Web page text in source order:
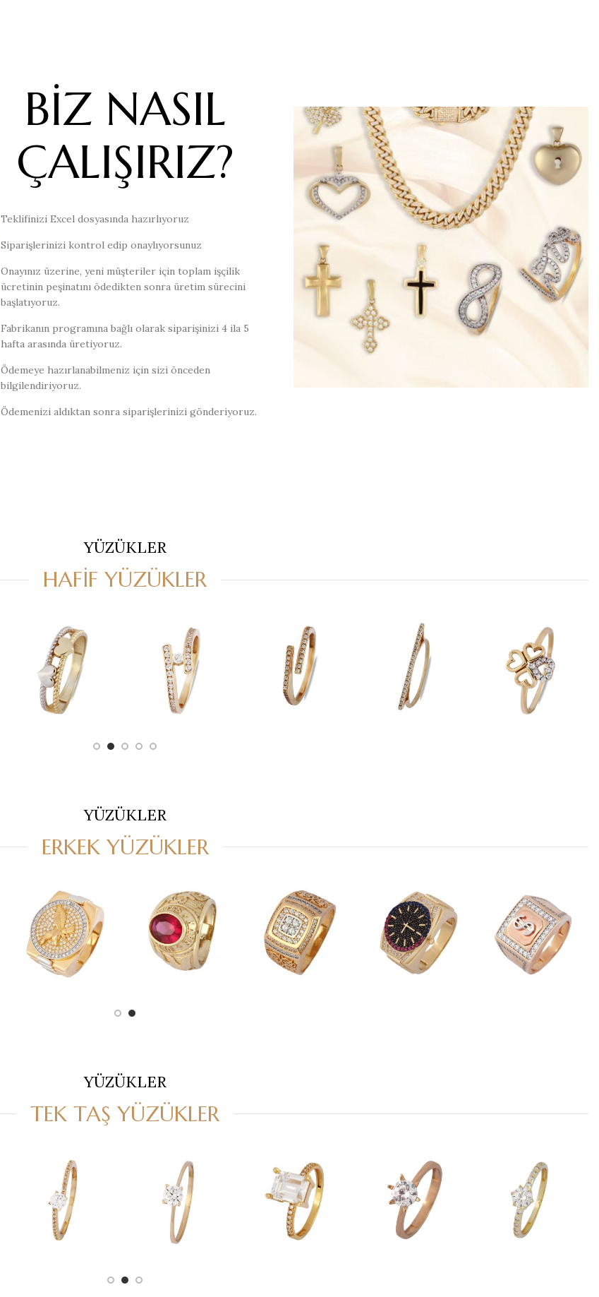
BİZ NASIL
ÇALIŞIRIZ?
Teklifinizi Excel dosyasında hazırlıyoruz
Siparişlerinizi kontrol edip onaylıyorsunuz
Onayınız üzerine, yeni müşteriler için toplam işçilik
ücretinin peşinatını ödedikten sonra üretim sürecini
başlatıyoruz.
Fabrikanın programına bağlı olarak siparişinizi 4 ila 5
hafta arasında üretiyoruz.
Ödemeye hazırlanabilmeniz için sizi önceden
bilgilendiriyoruz.
Ödemenizi aldıktan sonra siparişlerinizi gönderiyoruz.
YÜZÜKLER
HAFİF YÜZÜKLER
YÜZÜKLER
ERKEK YÜZÜKLER
YÜZÜKLER
TEK TAŞ YÜZÜKLER